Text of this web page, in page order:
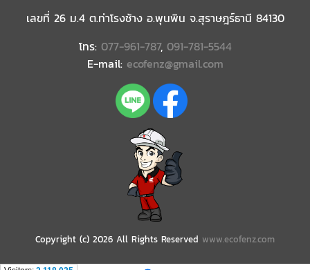
เลขที่ 26 ม.4 ต.ท่าโรงช้าง อ.พุนพิน จ.สุราษฎร์ธานี 84130
โทร: 077-961-787, 091-781-5544
E-mail: ecofenz@gmail.com
Copyright (c) 2026 All Rights Reserved www.ecofenz.com